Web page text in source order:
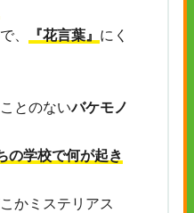
、
『花言葉』 にく
とのないバケモノ
学校で何が起き
かミステリアス